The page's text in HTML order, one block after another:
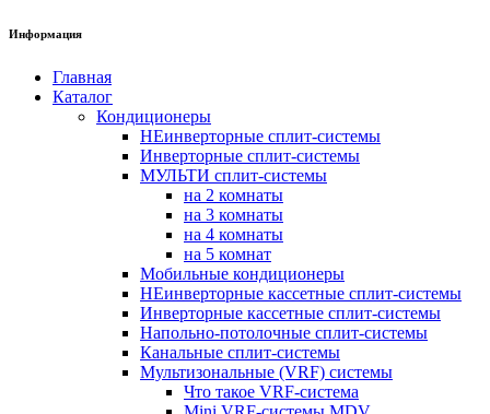
Информация
Главная
Каталог
Кондиционеры
НЕинверторные сплит-системы
Инверторные сплит-системы
МУЛЬТИ сплит-системы
на 2 комнаты
на 3 комнаты
на 4 комнаты
на 5 комнат
Мобильные кондиционеры
НЕинверторные кассетные сплит-системы
Инверторные кассетные сплит-системы
Напольно-потолочные сплит-системы
Канальные сплит-системы
Мультизональные (VRF) системы
Что такое VRF-система